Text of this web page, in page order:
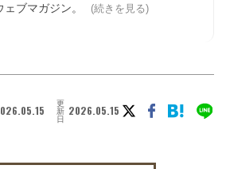
ェブマガジン。
(続きを見る)
更
新
日
2026.05.15